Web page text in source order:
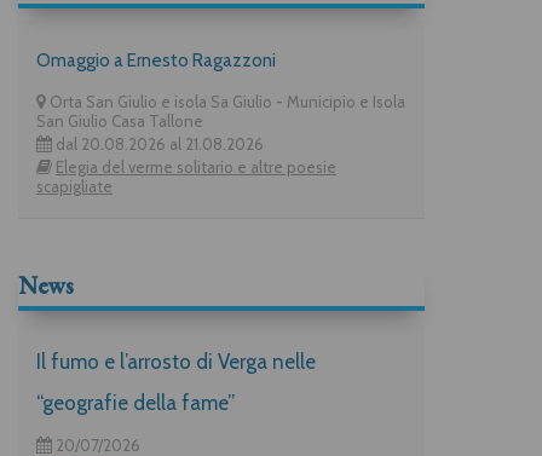
Omaggio a Ernesto Ragazzoni
Orta San Giulio e isola Sa Giulio - Municipio e Isola
San Giulio Casa Tallone
dal 20.08.2026 al 21.08.2026
Elegia del verme solitario e altre poesie
scapigliate
News
Il fumo e l’arrosto di Verga nelle
“geografie della fame”
20/07/2026